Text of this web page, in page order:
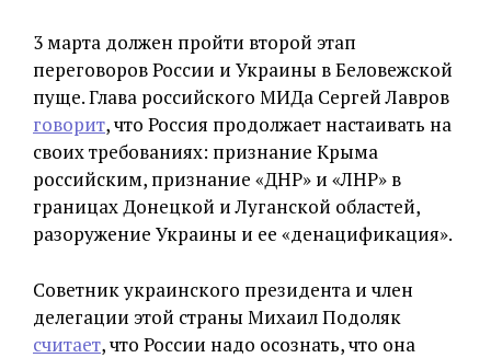
3 марта должен пройти второй этап
переговоров России и Украины в Беловежской
пуще. Глава российского МИДа Сергей Лавров
говорит, что Россия продолжает настаивать на
своих требованиях: признание Крыма
российским, признание «ДНР» и «ЛНР» в
границах Донецкой и Луганской областей,
разоружение Украины и ее «денацификация».
Советник украинского президента и член
делегации этой страны Михаил Подоляк
считает, что России надо осознать, что она